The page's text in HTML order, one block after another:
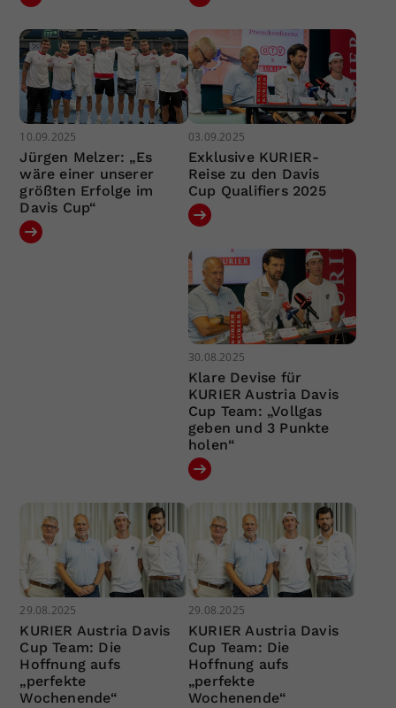
10.09.2025
Jürgen Melzer: „Es
wäre einer unserer
größten Erfolge im
Davis Cup“
03.09.2025
Exklusive KURIER-
Reise zu den Davis
Cup Qualifiers 2025
30.08.2025
Klare Devise für
KURIER Austria Davis
Cup Team: „Vollgas
geben und 3 Punkte
holen“
29.08.2025
KURIER Austria Davis
Cup Team: Die
Hoffnung aufs
„perfekte
Wochenende“
29.08.2025
KURIER Austria Davis
Cup Team: Die
Hoffnung aufs
„perfekte
Wochenende“